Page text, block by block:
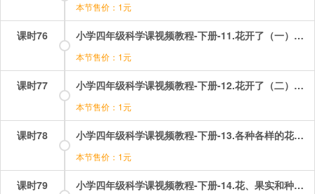
本节售价：1元
课时76 小学四年级科学课视频教程-下册-11.花开了（一）——观察一朵花.mp4
本节售价：1元
课时77 小学四年级科学课视频教程-下册-12.花开了（二）——观察一株植物上的花.mp4
本节售价：1元
课时78 小学四年级科学课视频教程-下册-13.各种各样的花.mp4
本节售价：1元
课时79 小学四年级科学课视频教程-下册-14.花、果实和种子（一）——雄蕊和雌蕊.mp4